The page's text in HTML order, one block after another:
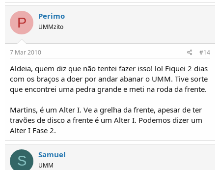
P Perimo
UMMzito
7 Mar 2010 #14
Aldeia, quem diz que não tentei fazer isso! lol Fiquei 2 dias
com os braços a doer por andar abanar o UMM. Tive sorte
que encontrei uma pedra grande e meti na roda da frente.
Martins, é um Alter I. Ve a grelha da frente, apesar de ter
travões de disco a frente é um Alter I. Podemos dizer um
Alter I Fase 2.
S Samuel
UMM